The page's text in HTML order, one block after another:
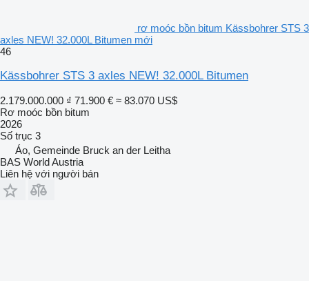
rơ moóc bồn bitum Kässbohrer STS 3
axles NEW! 32.000L Bitumen mới
46
Kässbohrer STS 3 axles NEW! 32.000L Bitumen
2.179.000.000 ₫ 71.900 € ≈ 83.070 US$
Rơ moóc bồn bitum
2026
Số trục 3
Áo, Gemeinde Bruck an der Leitha
BAS World Austria
Liên hệ với người bán